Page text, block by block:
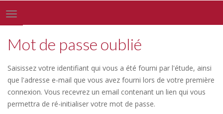
Toggle
navigation
Mot de passe oublié
Saisissez votre identifiant qui vous a été fourni par l'étude, ainsi
que l'adresse e-mail que vous avez fourni lors de votre première
connexion. Vous recevrez un email contenant un lien qui vous
permettra de ré-initialiser votre mot de passe.